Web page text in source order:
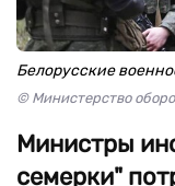
Белорусские
© Министерство
Министры
семерки"